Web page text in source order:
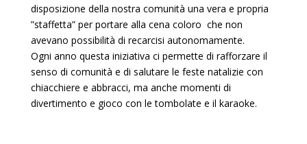
disposizione della nostra comunità una vera e propria
”staffetta” per portare alla cena coloro che non
avevano possibilità di recarcisi autonomamente.
Ogni anno questa iniziativa ci permette di rafforzare il
senso di comunità e di salutare le feste natalizie con
chiacchiere e abbracci, ma anche momenti di
divertimento e gioco con le tombolate e il karaoke.